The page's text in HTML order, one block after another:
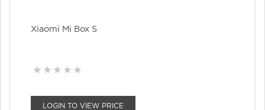
Xiaomi Mi Box S
LOGIN TO VIEW PRICE